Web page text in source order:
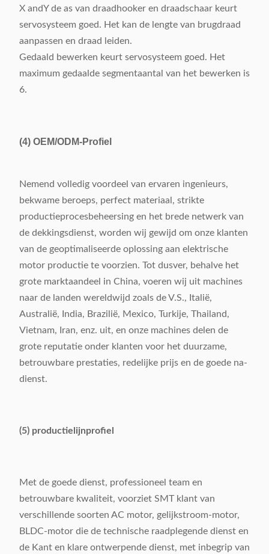
X andY de as van draadhooker en draadschaar keurt
servosysteem goed. Het kan de lengte van brugdraad
aanpassen en draad leiden.
Gedaald bewerken keurt servosysteem goed. Het
maximum gedaalde segmentaantal van het bewerken is
6.
(4) OEM/ODM-Profiel
Nemend volledig voordeel van ervaren ingenieurs,
bekwame beroeps, perfect materiaal, strikte
productieprocesbeheersing en het brede netwerk van
de dekkingsdienst, worden wij gewijd om onze klanten
van de geoptimaliseerde oplossing aan elektrische
motor productie te voorzien. Tot dusver, behalve het
grote marktaandeel in China, voeren wij uit machines
naar de landen wereldwijd zoals de V.S., Italië,
Australië, India, Brazilië, Mexico, Turkije, Thailand,
Vietnam, Iran, enz. uit, en onze machines delen de
grote reputatie onder klanten voor het duurzame,
betrouwbare prestaties, redelijke prijs en de goede na-
dienst.
(5) productielijnprofiel
Met de goede dienst, professioneel team en
betrouwbare kwaliteit, voorziet SMT klant van
verschillende soorten AC motor, gelijkstroom-motor,
BLDC-motor die de technische raadplegende dienst en
de Kant en klare ontwerpende dienst, met inbegrip van